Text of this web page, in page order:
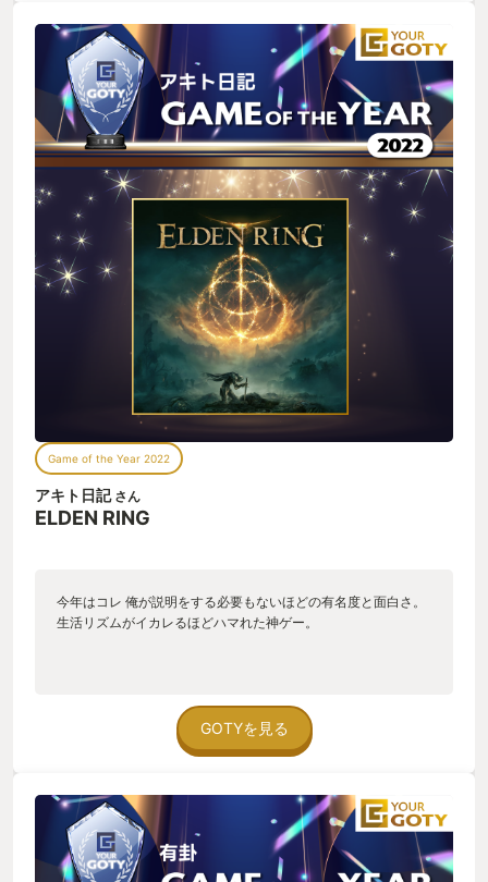
ところで共闘を終わらせてしまってゴメン…私が未熟なばかり
にあなたの貴重な時間(召喚されてしまった相手の時間)を無駄に
してしまってごめんなさい｣です。助っ人の場合は｢ああっ！こ
んなところで共闘を終わらせてしまってゴメン…私が未熟なば
かりにあなたの貴重な時間(私を召喚してしまったばかりに感)を
無駄ににしてしまってごめんなさい｣です。PvPは侵入されると
｢邪魔すんなくっそ(大好き)｣ですね。 残念な所と言えば、会話
ログが全く残らないので寄り道褪せ人(全員)は、毎回ゲームを開
始するにあたり｢はて…私は何をしていたのだろう？｣と毎回思
わされて、毎回が毎回ちょっと強くてNewGameになってしま
うところですね、毎回。そう、毎回ね。 それと意味の分からな
いアイテムが多いのと、使用する強い意志がなければ無駄にな
ってしまう多くのアイテム群です。使いどころを見いだせずす
べてのアイテムがラストエリクサーの様な扱いになってしまい
ました。それは私がまだ褪せ人として未熟だからだと思いま
す。 しかし褪せ人とはよく言ったものです。 発売当初は睡眠時
間を3時間削って(大体毎日6時間睡眠)は毎日旅をしていまし
た。 すると現実世界では疲労が蓄積し、元の色を失い、艶も消
えていき自分の色がどんどん褪せていくのです。 あの頃は多く
のプレイヤーが褪せていったと思います。私は今もこれからも
色が褪せていきます。 ゲーム内の最終目的である｢王｣になった
とはいえ、2周目以降が存在する限り私はずっと褪せていき最終
的には真っ白になってしまうのかもしれません。
FROMSOFTWARE。最高じゃないですか。 DLC本当に楽しみに
しています。 そんな私のMy GOTYは去年も今年もそして来年
新規でも楽しめる】 当時DARK SOULSを遊ばず思い入れのない
自分でも、どっぷりハマれる遊びやすさ、そしてFROM過去作
ファンも裏切らないバランスの取れた良作に仕上がっていた。
ソロでもマルチでも、ファンでも新参でも楽しめるのは、オー
プンワールドの出来の良さが大きい。 誘導される道をただ進む
でもなく、だだっ広いだけのマップを探索する移動ゲームでも
なく、手探りで自由に探索することで気付けばゲームに慣れて
上手くなっている、感覚的にコツが見についている、マルチプ
レイのハードルも低く困ったら気軽に野良を呼べる、自信があ
れば本筋のみ突き進むこともできる、強敵に行き詰まり他を探
索して戻ってきたら渡り合えるようになっていたり、プレイス
タイルで難易度を自在に変化させることができ、この自由度が
遊びやすさを実現させたと思う。 物語の分岐や選択肢、育成の
幅や装備の数も多く、こんなキャラにしたい！を実現しやす
く、その理想に近づいていることを実感しやすい為、飽きにく
く没入しやすい。 今作は、今までFROMゲーに触れてこなかっ
た人にこそ遊んでほしい魅力的な作品だと感じた。 【オープン
ワールドの正解】 昨今"オープンワールド"は多くのゲームに実
装されているが、オープンワールドにすることでテンポが悪く
なったり、移動が煩わしくストレスになったり、オープンワー
ルドである必要があるのか？と感じる作品は少なくないが、エ
ルデンリングはテンポ感を損なわない広さや密度で、これがオ
ープンワールドの正解といえるほど濃密で緻密に作られてい
た。 また、まっさらな地図を自分で探索し埋めていく、未知を
があるかシステマチックに表現することも必要だと思うが、今
作は探索する楽しさを必要以上に奪わず、迷うことが楽しさの
う必要以上の誘導をせず、UIを洗練することがこんなにも没入
感を引き立たせるものなのかを思い知らされた。 グラフィック
を優先するあまり使いにくいUIになったり、使いやすいUIにし
の最適解であると言えるほどの配慮が感じられた。 【正解がな
いという正しさ】 遊び方は十人十色。 こう進まなければいけな
い、これを装備しなければいけないなど、正解がないからこそ
の面白さは格別。 ここは大きな分岐ですよーコッチが正解です
Game of the Year 2022
アキト日記さん
ELDEN RING
今年はコレ 俺が説明をする必要もないほどの有名度と面白さ。
生活リズムがイカレるほどハマれた神ゲー。
GOTYを見る